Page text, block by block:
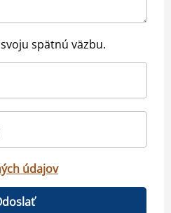
spätnú väzbu.
údajov